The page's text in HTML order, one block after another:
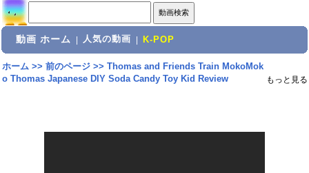
動画 ホーム 人気の動画 K-POP
ホーム>> 前のページ>> Thomas and Friends Train MokoMok
o Thomas Japanese DIY Soda Candy Toy Kid Review
もっと見る